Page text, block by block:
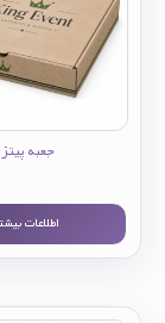
جعبه پیتزا
اطلاعات